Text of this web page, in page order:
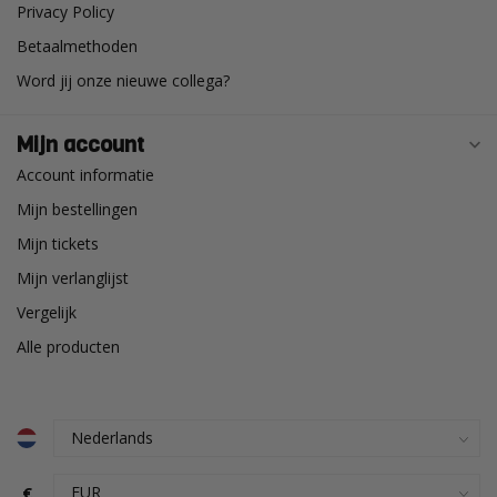
Privacy Policy
Betaalmethoden
Word jij onze nieuwe collega?
Mijn account
Account informatie
Mijn bestellingen
Mijn tickets
Mijn verlanglijst
Vergelijk
Alle producten